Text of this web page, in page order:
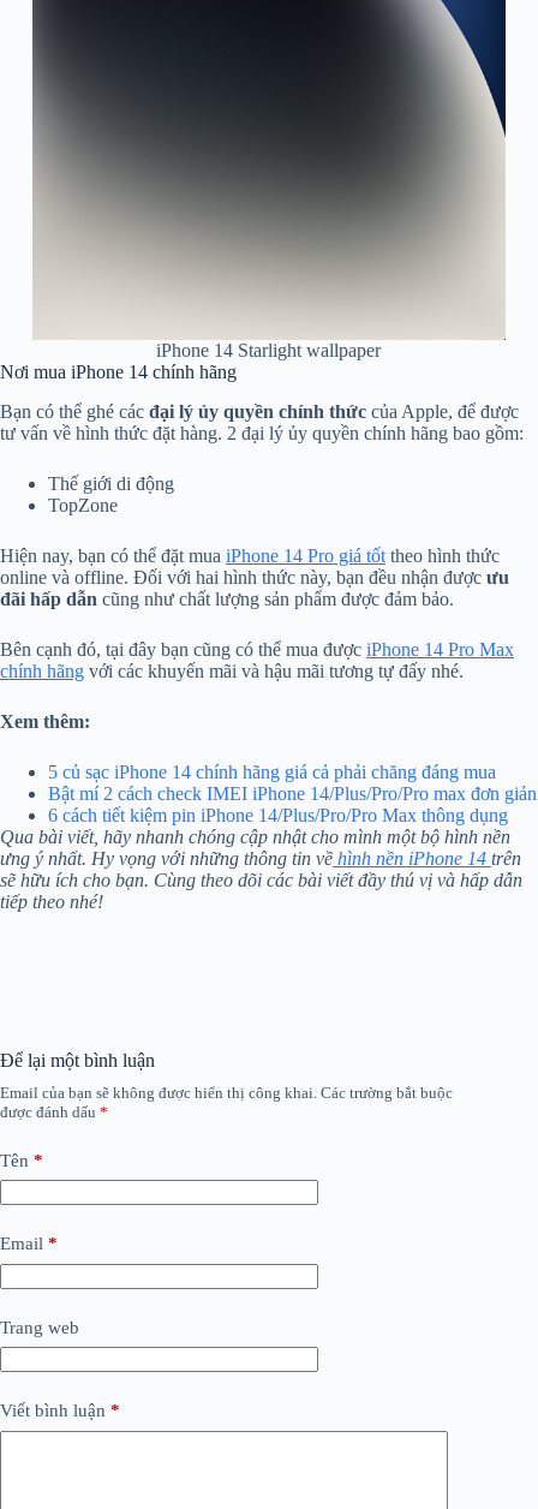
iPhone 14 Starlight wallpaper
Nơi mua iPhone 14 chính hãng
Bạn có thể ghé các đại lý ủy quyền chính thức của Apple, để được
tư vấn về hình thức đặt hàng. 2 đại lý ủy quyền chính hãng bao gồm:
Thế giới di động
TopZone
Hiện nay, bạn có thể đặt mua iPhone 14 Pro giá tốt theo hình thức
online và offline. Đối với hai hình thức này, bạn đều nhận được ưu
đãi hấp dẫn cũng như chất lượng sản phẩm được đảm bảo.
Bên cạnh đó, tại đây bạn cũng có thể mua được iPhone 14 Pro Max
chính hãng với các khuyến mãi và hậu mãi tương tự đấy nhé.
Xem thêm:
5 củ sạc iPhone 14 chính hãng giá cả phải chăng đáng mua
Bật mí 2 cách check IMEI iPhone 14/Plus/Pro/Pro max đơn giản
6 cách tiết kiệm pin iPhone 14/Plus/Pro/Pro Max thông dụng
Qua bài viết, hãy nhanh chóng cập nhật cho mình một bộ hình nền
ưng ý nhất. Hy vọng với những thông tin về hình nền iPhone 14 trên
sẽ hữu ích cho bạn. Cùng theo dõi các bài viết đầy thú vị và hấp dẫn
tiếp theo nhé!
Để lại một bình luận
Email của bạn sẽ không được hiển thị công khai. Các trường bắt buộc
được đánh dấu *
Tên *
Email *
Trang web
Viết bình luận *